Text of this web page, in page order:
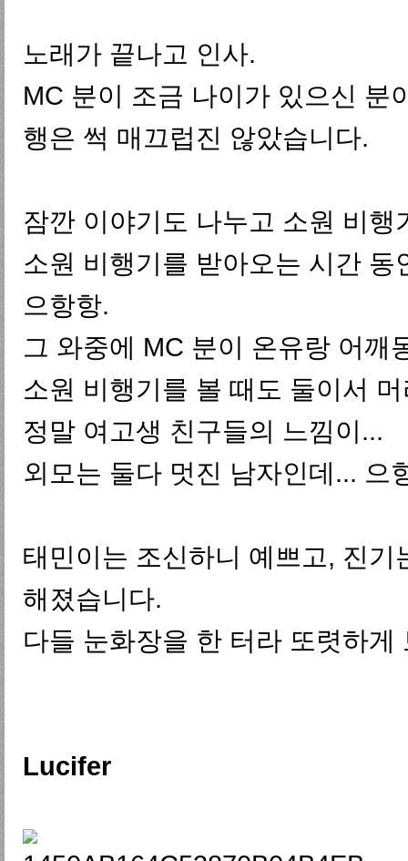
노래가 끝나고 인사.
MC 분이 조금 나이가 있으신 분
행은 썩 매끄럽진 않았습니다.
잠깐 이야기도 나누고 소원 비
소원 비행기를 받아오는 시간
으항항.
그 와중에 MC 분이 온유랑 어깨
소원 비행기를 볼 때도 둘이서
정말 여고생 친구들의 느낌이...
외모는 둘다 멋진 남자인데... 으
태민이는 조신하니 예쁘고, 진
해졌습니다.
다들 눈화장을 한 터라 또렷하게
Lucifer